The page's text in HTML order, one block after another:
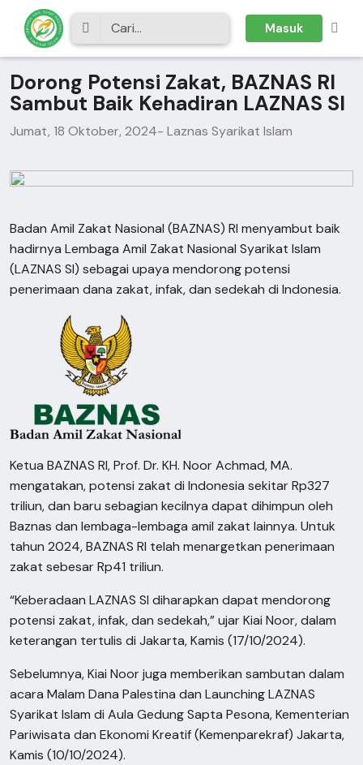
Masuk
Dorong Potensi Zakat, BAZNAS RI
Sambut Baik Kehadiran LAZNAS SI
Jumat, 18 Oktober, 2024- Laznas Syarikat Islam
Badan Amil Zakat Nasional (BAZNAS) RI menyambut baik
hadirnya Lembaga Amil Zakat Nasional Syarikat Islam
(LAZNAS SI) sebagai upaya mendorong potensi
penerimaan dana zakat, infak, dan sedekah di Indonesia.
Ketua BAZNAS RI, Prof. Dr. KH. Noor Achmad, MA.
mengatakan, potensi zakat di Indonesia sekitar Rp327
triliun, dan baru sebagian kecilnya dapat dihimpun oleh
Baznas dan lembaga-lembaga amil zakat lainnya. Untuk
tahun 2024, BAZNAS RI telah menargetkan penerimaan
zakat sebesar Rp41 triliun.
“Keberadaan LAZNAS SI diharapkan dapat mendorong
potensi zakat, infak, dan sedekah,” ujar Kiai Noor, dalam
keterangan tertulis di Jakarta, Kamis (17/10/2024).
Sebelumnya, Kiai Noor juga memberikan sambutan dalam
acara Malam Dana Palestina dan Launching LAZNAS
Syarikat Islam di Aula Gedung Sapta Pesona, Kementerian
Pariwisata dan Ekonomi Kreatif (Kemenparekraf) Jakarta,
Kamis (10/10/2024).